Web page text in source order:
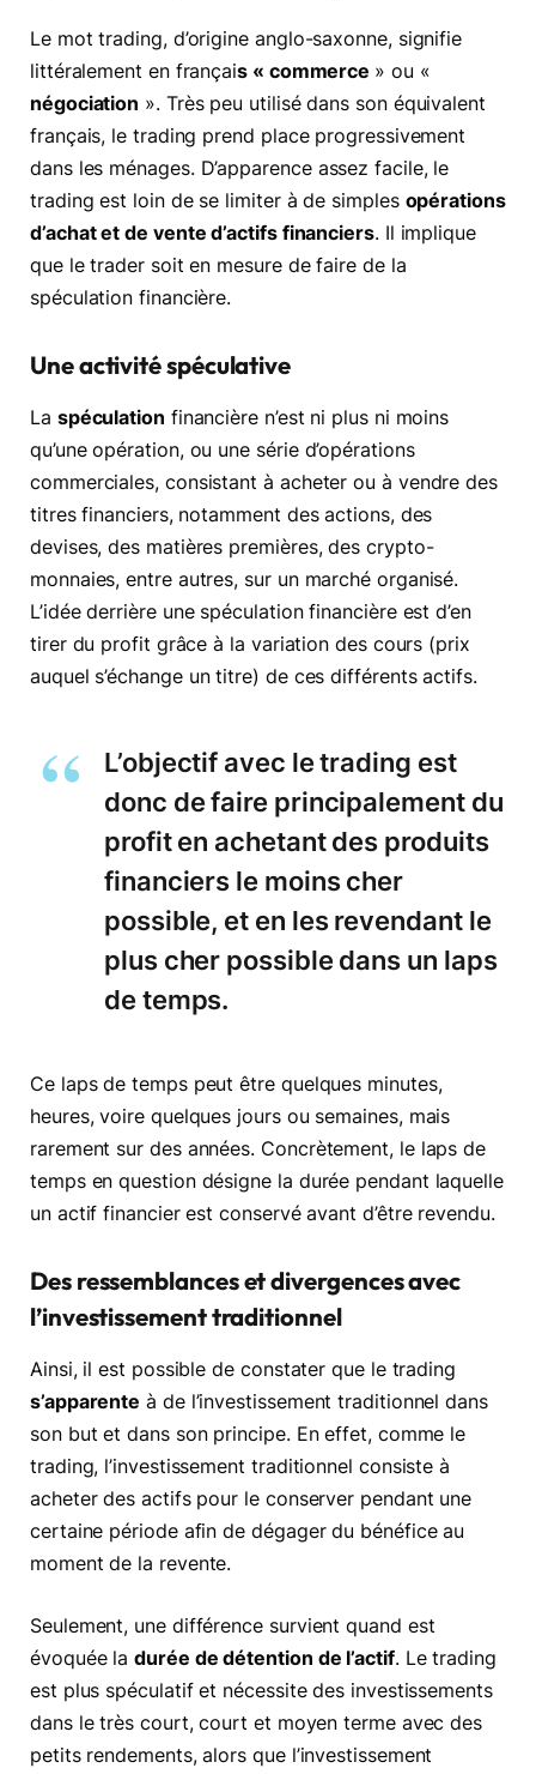
Le mot trading, d’origine anglo-saxonne, signifie
littéralement en français « commerce » ou «
négociation ». Très peu utilisé dans son équivalent
français, le trading prend place progressivement
dans les ménages. D’apparence assez facile, le
trading est loin de se limiter à de simples opérations
d’achat et de vente d’actifs financiers. Il implique
que le trader soit en mesure de faire de la
spéculation financière.
Une activité spéculative
La spéculation financière n’est ni plus ni moins
qu’une opération, ou une série d’opérations
commerciales, consistant à acheter ou à vendre des
titres financiers, notamment des actions, des
devises, des matières premières, des crypto-
monnaies, entre autres, sur un marché organisé.
L’idée derrière une spéculation financière est d’en
tirer du profit grâce à la variation des cours (prix
auquel s’échange un titre) de ces différents actifs.
L’objectif avec le trading est
donc de faire principalement du
profit en achetant des produits
financiers le moins cher
possible, et en les revendant le
plus cher possible dans un laps
de temps.
Ce laps de temps peut être quelques minutes,
heures, voire quelques jours ou semaines, mais
rarement sur des années. Concrètement, le laps de
temps en question désigne la durée pendant laquelle
un actif financier est conservé avant d’être revendu.
Des ressemblances et divergences avec
l’investissement traditionnel
Ainsi, il est possible de constater que le trading
s’apparente à de l’investissement traditionnel dans
son but et dans son principe. En effet, comme le
trading, l’investissement traditionnel consiste à
acheter des actifs pour le conserver pendant une
certaine période afin de dégager du bénéfice au
moment de la revente.
Seulement, une différence survient quand est
évoquée ladurée de détention de l’actif. Le trading
est plus spéculatif et nécessite des investissements
dans le très court, court et moyen terme avec des
petits rendements, alors que l’investissement